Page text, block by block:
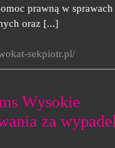
prawną w
oraz [...]
sekpiotr.pl/
Wysokie
za